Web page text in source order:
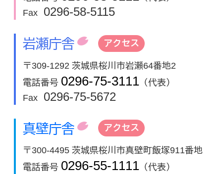
Fax
0296-58-5115
岩瀬庁舎 アクセス
〒309-1292 茨城県桜川市岩瀬64番地2
電話番号 0296-75-3111 （代表）
Fax
0296-75-5672
真壁庁舎 アクセス
〒300-4495 茨城県桜川市真壁町飯塚911番地
電話番号 0296-55-1111 （代表）